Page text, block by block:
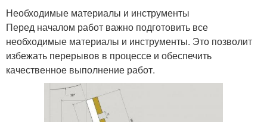
Необходимые материалы и инструменты
Перед началом работ важно подготовить все
необходимые материалы и инструменты. Это позволит
избежать перерывов в процессе и обеспечить
качественное выполнение работ.